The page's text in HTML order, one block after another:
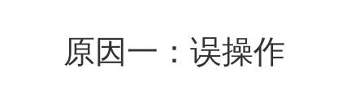
原因一：误操作